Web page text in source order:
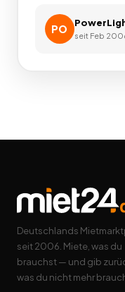
PO seit Feb
Deutschlands
seit 2006. Miete, was du
brauchst — und gib
was du nicht mehr